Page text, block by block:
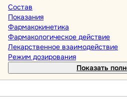
Состав
Показания
Фармакокинетика
Фармакологическое действие
Лекарственное взаимодействие
Режим дозирования
Показать